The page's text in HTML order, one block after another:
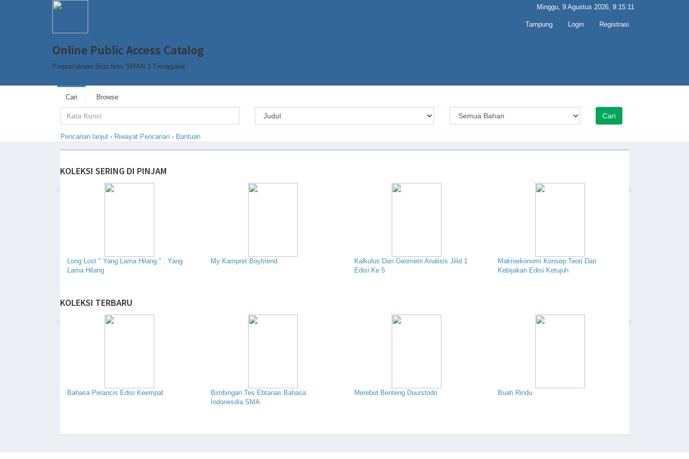
Online Public Access Catalog
Perpustakaan Bina Ilmu SMAN 1 Trenggalek
Minggu, 9 Agustus 2026, 9:15:11
Tampung Login Registrasi
Cari Browse
Pencarian lanjut - Riwayat Pencarian - Bantuan
KOLEKSI SERING DI PINJAM
Long Lost " Yang Lama Hilang " : Yang
Lama Hilang
My Kampret Boyfriend
Kalkulus Dan Geometri Analisis Jilid 1
Edisi Ke 5
Makroekonomi Konsep Teori Dan
Kebijakan Edisi Ketujuh
‹ ›
KOLEKSI TERBARU
Bahasa Perancis Edisi Keempat
Bimbingan Tes Ebtanas Bahasa
Indonesdia SMA
Merebut Benteng Duurstodo Buah Rindu
‹ ›